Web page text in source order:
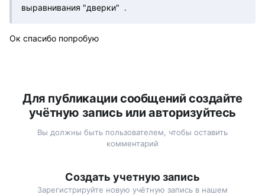
выравнивания "дверки" .
Ок спасибо попробую
Для публикации сообщений создайте
учётную запись или авторизуйтесь
Вы должны быть пользователем, чтобы оставить
комментарий
Создать учетную запись
Зарегистрируйте новую учётную запись в нашем